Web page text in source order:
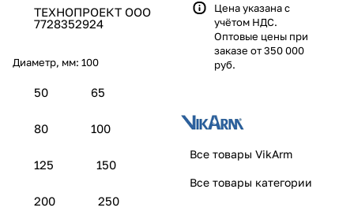
ТЕХНОПРОЕКТ ООО
7728352924
Диаметр, мм: 100
50 65
80 100
125 150
200 250
Цена указана с
учётом НДС.
Оптовые цены при
заказе от 350 000
руб.
Все товары VikArm
Все товары категории